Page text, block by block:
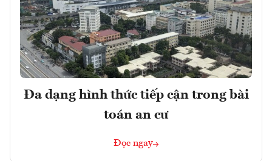
Đa dạng hình thức tiếp cận trong bài
toán an cư
Đọc ngay